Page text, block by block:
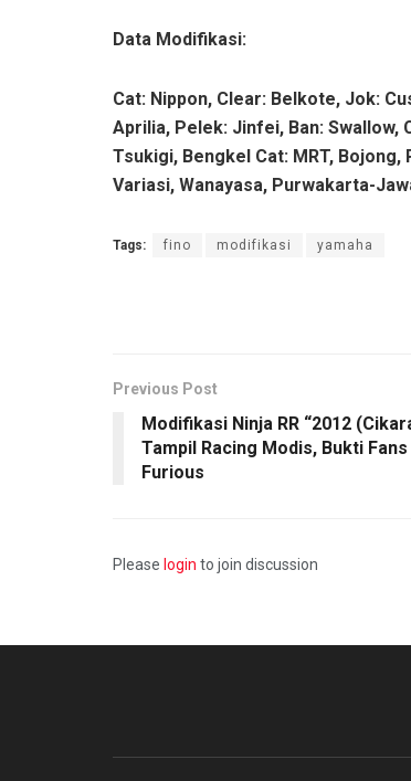
Data Modifikasi:
Cat: Nippon, Clear: Belkote, Jok:
Aprilia, Pelek: Jinfei, Ban: Swallow,
Tsukigi, Bengkel Cat: MRT,
Variasi, Wanayasa, Purwakarta-
Tags: fino modifikasi yamaha
Previous Post
Modifikasi Ninja RR “2012
Tampil Racing Modis, Bukti
Furious
Please login to join discussion